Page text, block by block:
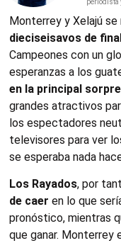
periodista
Monterrey y Xelajú se
dieciseisavos de
Campeones con un
esperanzas a los
en la principal
grandes atractivos
los espectadores
televisores para ver
se esperaba nada
Los Rayados, por
de caer en lo que
pronóstico, mientras
que ganar.